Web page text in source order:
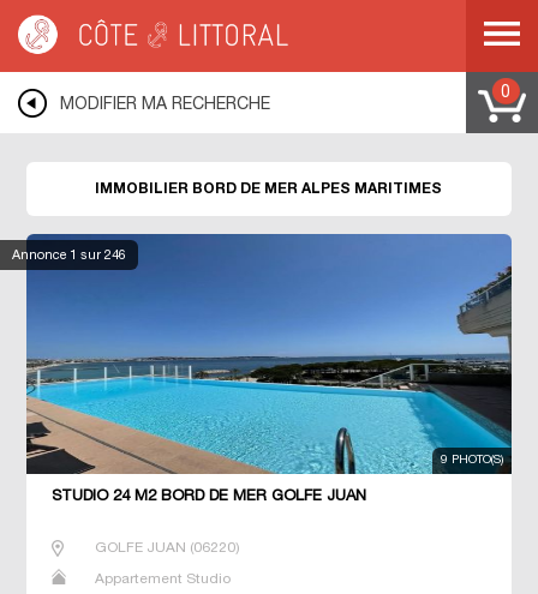
ALPES MARITIMES
MODIFIER MA RECHERCHE
0
Annonce 1 sur 246
IMMOBILIER BORD DE MER ALPES MARITIMES
9 PHOTO(S)
STUDIO 24 M2 BORD DE MER GOLFE JUAN
GOLFE JUAN (06220)
Appartement Studio